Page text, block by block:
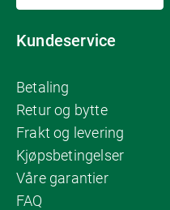
Kundeservice
Betaling
Retur og bytte
Frakt og levering
Kjøpsbetingelser
Våre garantier
FAQ